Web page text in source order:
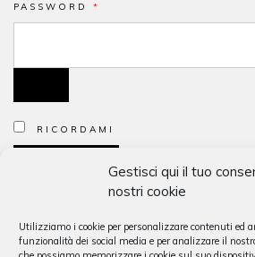
Gestisci qui il tuo
nostri cookie
Utilizziamo i cookie per personalizzare contenuti ed
funzionalità dei social media e per analizzare il
PASSWORD *
RICORDAMI
Password dimenticata?